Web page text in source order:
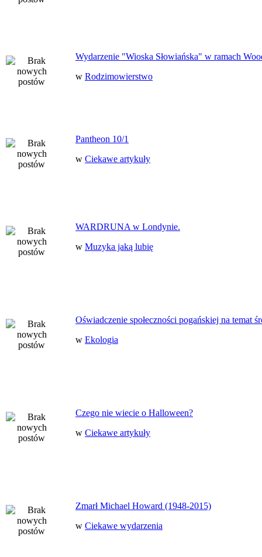
Wydarzenie "Wioska Słowiańska" w ramach
w Rodzimowierstwo
Pantheon 10/1
w Ciekawe artykuły
WARDRUNA w Londynie.
w Muzyka jaką lubię
Oświadczenie społeczności pogańskiej na temat
w Ekologia
Czego nie wiecie o Halloween?
w Ciekawe artykuły
Zmarł Michael Howard (1948-2015)
w Ciekawe wydarzenia